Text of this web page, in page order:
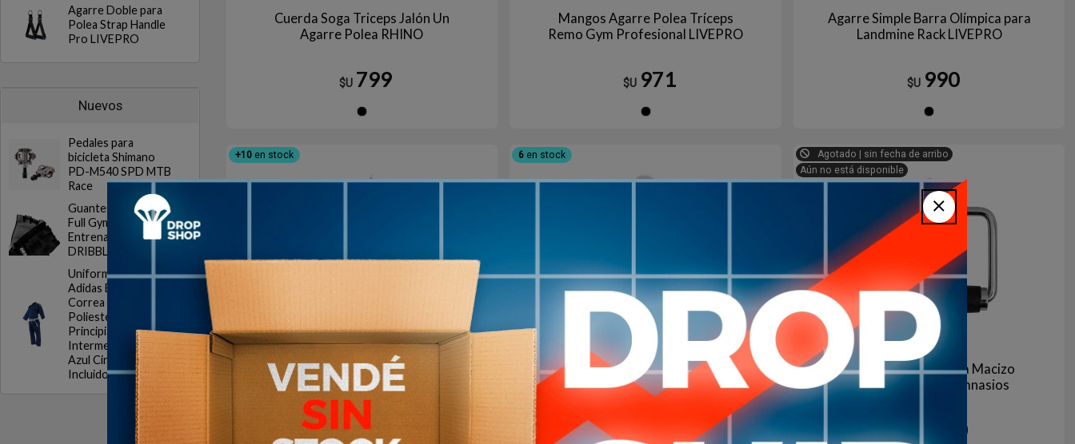
Agarre Doble para
Polea Strap Handle
Pro LIVEPRO
Nuevos
Pedales para
bicicleta Shimano
PD-M540 SPD MTB
Race
Guantes Gym DRB
Full Gym 20 Ciclismo
Entrenamiento
DRIBBLING
Uniforme Judo
Adidas Evolution con
Correa Algodon
Poliester
Principiantes
Intermedios Blanco
Azul Cinturon
Incluido
Cuerda Soga Triceps Jalón Un
Agarre Polea RHINO
$U 799
Mangos Agarre Polea Tríceps
Remo Gym Profesional LIVEPRO
$U 971
Agarre Simple Barra Olímpica para
Landmine Rack LIVEPRO
$U 990
+10en stock
Soga Triceps Doble Agarre
Importada N12 RHINO
$U 1.190
6 en stock
Estribo Agarre Macizo Para Polea
Maquinas Gimnasio X Unidad
$U 1.200
Agotado | sin fecha de arribo
Aún no está disponible
Estribo Agarre Goma Macizo
Polea Maquinas Gimnasios
$U 1.200